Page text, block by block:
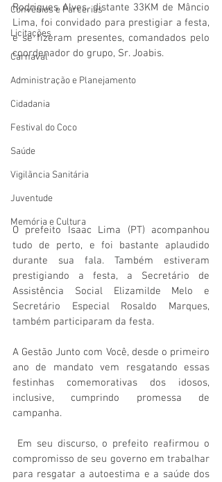
Convênios e Parcerias
Licitações
Carnaval
Administração e Planejamento
Cidadania
Festival do Coco
Saúde
Vigilãncia Sanitária
Juventude
Memória e Cultura
Rodrigues Alves, distante 33KM de Mâncio
Lima, foi convidado para prestigiar a festa,
e se fizeram presentes, comandados pelo
coordenador do grupo, Sr. Joabis.
O prefeito Isaac Lima (PT) acompanhou
tudo de perto, e foi bastante aplaudido
durante sua fala. Também estiveram
prestigiando a festa, a Secretário de
Assistência Social Elizamilde Melo e
Secretário Especial Rosaldo Marques,
também participaram da festa.
A Gestão Junto com Você, desde o primeiro
ano de mandato vem resgatando essas
festinhas comemorativas dos idosos,
inclusive, cumprindo promessa de
campanha.
compromisso de seu governo em trabalhar
para resgatar a autoestima e a saúde dos